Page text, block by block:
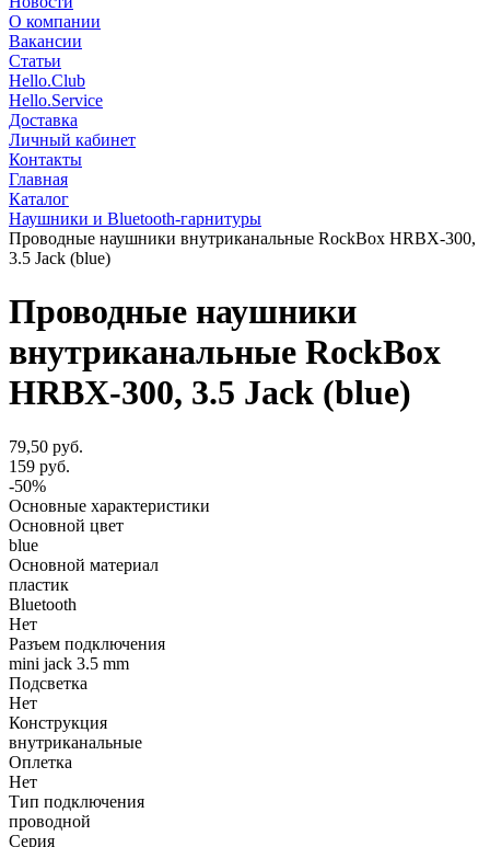
О компании
Вакансии
Статьи
Hello.Club
Hello.Service
Доставка
Личный кабинет
Контакты
Главная
Каталог
Наушники и Bluetooth-гарнитуры
Проводные наушники внутриканальные RockBox HRBX-300,
3.5 Jack (blue)
Проводные наушники
внутриканальные RockBox
HRBX-300, 3.5 Jack (blue)
79,50 руб.
159 руб.
-50%
Основные характеристики
Основной цвет
blue
Основной материал
пластик
Bluetooth
Нет
Разъем подключения
mini jack 3.5 mm
Подсветка
Нет
Конструкция
внутриканальные
Оплетка
Нет
Тип подключения
проводной
Серия